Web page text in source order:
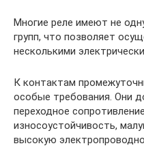
Многие реле имеют не
групп, что позволяет
несколькими
К контактам
особые требования. Они
переходное
износоустойчивость,
высокую